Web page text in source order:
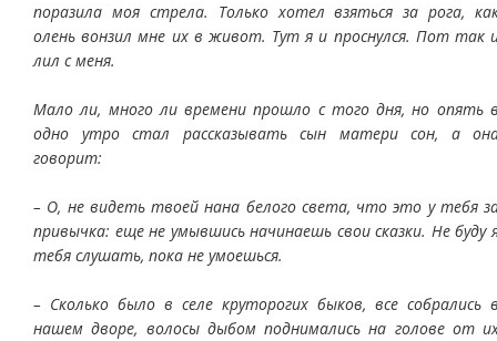
поразила моя стрела. Только хотел взяться за рога,
олень вонзил мне их в живот. Тут я и проснулся. Пот так
лил с меня.
Мало ли, много ли времени прошло с того дня, но опять
одно утро стал рассказывать сын матери сон, а
говорит:
– О, не видеть твоей нана белого света, что это у тебя
привычка: еще не умывшись начинаешь свои сказки. Не буду
тебя слушать, пока не умоешься.
– Сколько было в селе круторогих быков, все собрались
нашем дворе, волосы дыбом поднимались на голове от